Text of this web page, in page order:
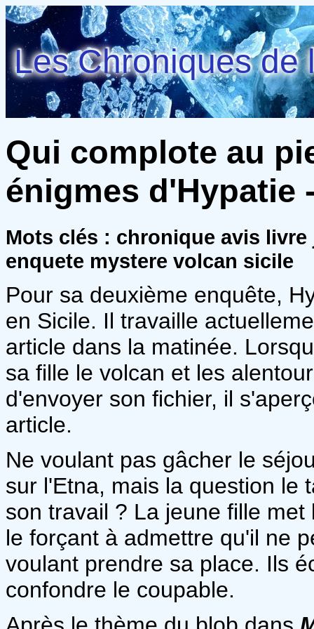
Les Chroniques de
Qui complote au
énigmes d'Hypatie
Mots clés : chronique avis
enquete mystere volcan sicile
Pour sa deuxième enquête,
en Sicile. Il travaille
article dans la matinée.
sa fille le volcan et les
d'envoyer son fichier, il
article.
Ne voulant pas gâcher le
sur l'Etna, mais la question le
son travail ? La jeune fille
le forçant à admettre qu'il ne
voulant prendre sa place. Ils
confondre le coupable.